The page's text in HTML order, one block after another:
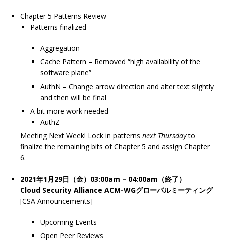
Chapter 5 Patterns Review
Patterns finalized
Aggregation
Cache Pattern – Removed “high availability of the
software plane”
AuthN – Change arrow direction and alter text slightly
and then will be final
A bit more work needed
AuthZ
Meeting Next Week! Lock in patterns next Thursdayto
finalize the remaining bits of Chapter 5 and assign Chapter
6.
2021年1月29日（金）03:00am – 04:00am（終了）
Cloud Security Alliance ACM-WGグローバルミーティング
[CSA Announcements]
Upcoming Events
Open Peer Reviews